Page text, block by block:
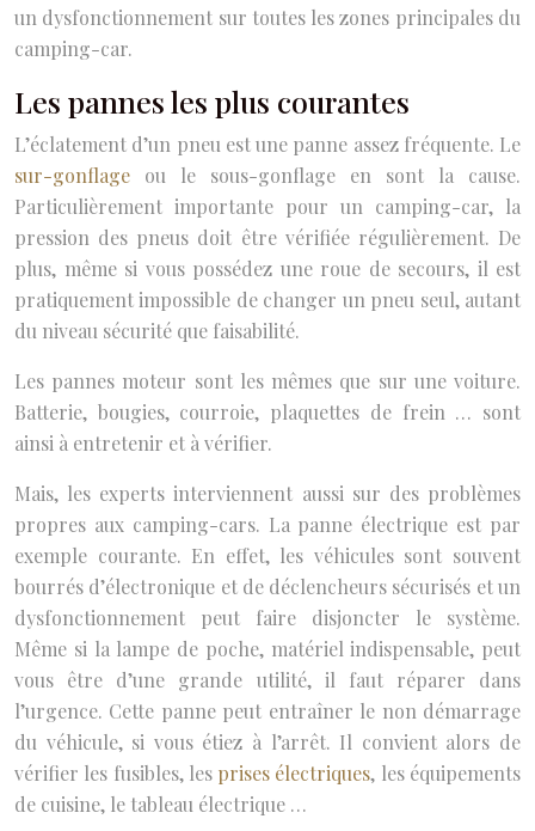
un dysfonctionnement sur toutes les zones principales du
camping-car.
Les pannes les plus courantes
L’éclatement d’un pneu est une panne assez fréquente. Le
sur-gonflage ou le sous-gonflage en sont la cause.
Particulièrement importante pour un camping-car, la
pression des pneus doit être vérifiée régulièrement. De
plus, même si vous possédez une roue de secours, il est
pratiquement impossible de changer un pneu seul, autant
du niveau sécurité que faisabilité.
Les pannes moteur sont les mêmes que sur une voiture.
Batterie, bougies, courroie, plaquettes de frein … sont
ainsi à entretenir et à vérifier.
Mais, les experts interviennent aussi sur des problèmes
propres aux camping-cars. La panne électrique est par
exemple courante. En effet, les véhicules sont souvent
bourrés d’électronique et de déclencheurs sécurisés et un
dysfonctionnement peut faire disjoncter le système.
Même si la lampe de poche, matériel indispensable, peut
vous être d’une grande utilité, il faut réparer dans
l’urgence. Cette panne peut entraîner le non démarrage
du véhicule, si vous étiez à l’arrêt. Il convient alors de
vérifier les fusibles, les prises électriques, les équipements
de cuisine, le tableau électrique …